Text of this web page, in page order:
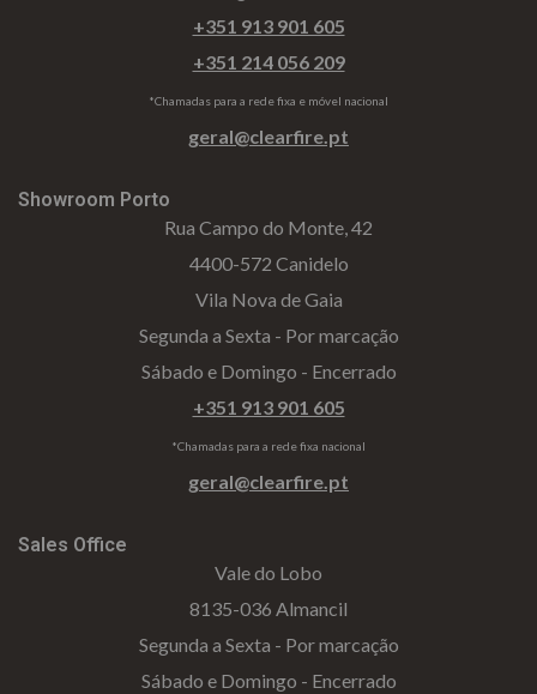
+351 913 901 605
+351 214 056 209
*Chamadas para a rede fixa e móvel nacional
geral@clearfire.pt
Showroom Porto
Rua Campo do Monte, 42
4400-572 Canidelo
Vila Nova de Gaia
Segunda a Sexta - Por marcação
Sábado e Domingo - Encerrado
+351 913 901 605
*Chamadas para a rede fixa nacional
geral@clearfire.pt
Sales Office
Vale do Lobo
8135-036 Almancil
Segunda a Sexta - Por marcação
Sábado e Domingo - Encerrado